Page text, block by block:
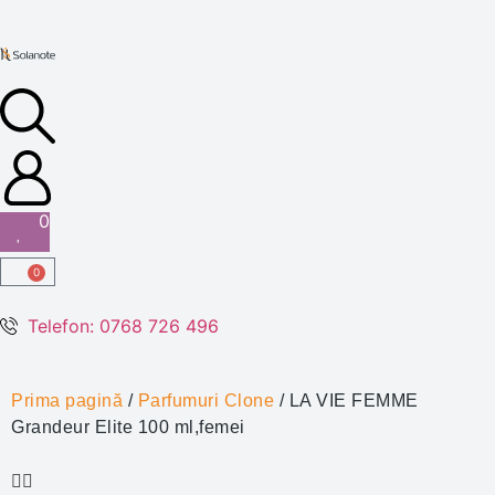
0
0
Telefon: 0768 726 496
Prima pagină / Parfumuri Clone / LA VIE FEMME
Grandeur Elite 100 ml,femei